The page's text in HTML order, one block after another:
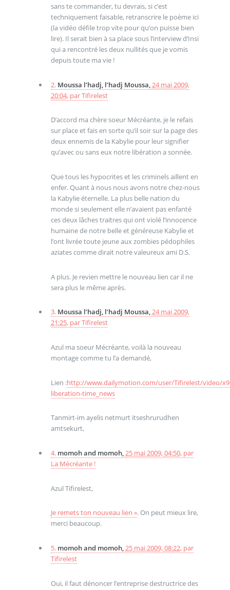
sans te commander, tu devrais, si c’est
techniquement faisable, retranscrire le poème ici
(la vidéo défile trop vite pour qu’on puisse bien
lire). Il serait bien à sa place sous l’interview d’Insi
qui a rencontré les deux nullités que je vomis
depuis toute ma vie !
2. Moussa l’hadj, l’hadj Moussa,24 mai 2009,
20:04, parTifirelest
D’accord ma chère soeur Mécréante, je le refais
sur place et fais en sorte qu’il soir sur la page des
deux ennemis de la Kabylie pour leur signifier
qu’avec ou sans eux notre libération a sonnée.
Que tous les hypocrites et les criminels aillent en
enfer. Quant à nous nous avons notre chez-nous
la Kabylie éternelle. La plus belle nation du
monde si seulement elle n’avaient pas enfanté
ces deux lâches traitres qui ont violé l’innocence
humaine de notre belle et généreuse Kabylie et
l’ont livrée toute jeune aux zombies pédophiles
aziates comme dirait notre valeureux ami D.S.
A plus. Je revien mettre le nouveau lien car il ne
sera plus le même après.
3. Moussa l’hadj, l’hadj Moussa,24 mai 2009,
21:25, parTifirelest
Azul ma soeur Mécréante, voilà la nouveau
montage comme tu l’a demandé,
Lien :http://www.dailymotion.com/user/Tifirelest/video/
liberation-time_news
Tanmirt-im ayelis netmurt itseshrurudhen
amtsekurt,
4. momoh and momoh,25 mai 2009, 04:50, par
La Mécréante !
Azul Tifirelest,
Je remets ton nouveau lien ». On peut mieux lire,
merci beaucoup.
5. momoh and momoh,25 mai 2009, 08:22, par
Tifirelest
Oui, il faut dénoncer l’entreprise destructrice des